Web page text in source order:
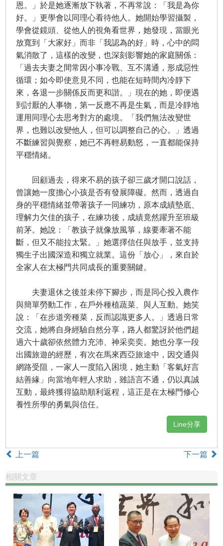
恩。」於是她逐漸放下執著，不再常說：「我是為你
好。」更學會以同理心看待他人。她開始學習攝製，
學會從鏡頭、從他人的視角看世界，她發現，當眼光
放寬到「大家好」而非「我認為的好」時，心中的悶
氣消散了，這樣的改變，也深刻影響她的家庭關係：
「過去夫妻之間常因小事冷戰、互不溝通，形成惡性
循環；如今即使意見不同，也能在短時間內冷靜下
來，各退一步關係反而更和諧。」現在的她，即便遇
到討厭的人事物，第一反應不再是生氣，而是冷靜地
運用同理心去思考對方的處境。「我們無法改變世
界，也難以改變他人，但可以調整自己的心。」透過
不斷練習與覺察，她已不再輕易動怒，一直都能保持
平穩情緒。
回顧過去，得來不易的孩子卻三歲才開口說話，
曾讓她一度擔心小孩是否有發展障礙。然而，透過自
身的平穩情緒並帶著孩子一同練功，原本成績墊底、
理解力欠佳的孩子，在練功後，成績竟然躍升至班級
前茅。她說：「教孩子就像放風箏，線要牽著不能
斷，但又不能拉太緊。」她選擇信任與放手，並支持
獨生子出國深造和獨立就業。這份「放心」，來自於
全家人在太極門共同成長的重要關鍵。
夫妻退休之後並未停下腳步，而是同心投入農作
與簡單勞動工作，在戶外種植蔬菜、與人互動。她笑
說：「在步道旁種菜，反而認識更多人。」透過日常
交流，她將自身經驗自然分享，路人都驚訝於他們超
過六十歲卻依然體力充沛、神采奕奕。她也分享一段
出國旅遊的經歷，有次在馬來西亞旅途中，因交通與
網路受阻，一家人一度陷入困境，她主動「客氣好言
結善緣」向當地年輕人求助，雖語言不通，仍以真誠
互動，最終獲得協助順利返程，這正是在太極門修心
養性所學的勇氣與信任。
Line分享
上一篇 下一篇
相關文章